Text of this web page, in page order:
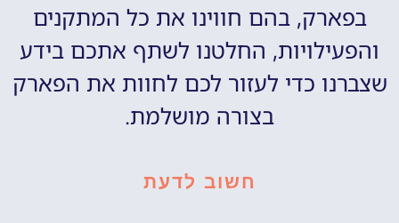
בפארק, בהם חווינו את כל המתקנים
והפעילויות, החלטנו לשתף אתכם בידע
שצברנו כדי לעזור לכם לחוות את הפארק
בצורה מושלמת.
חשוב לדעת